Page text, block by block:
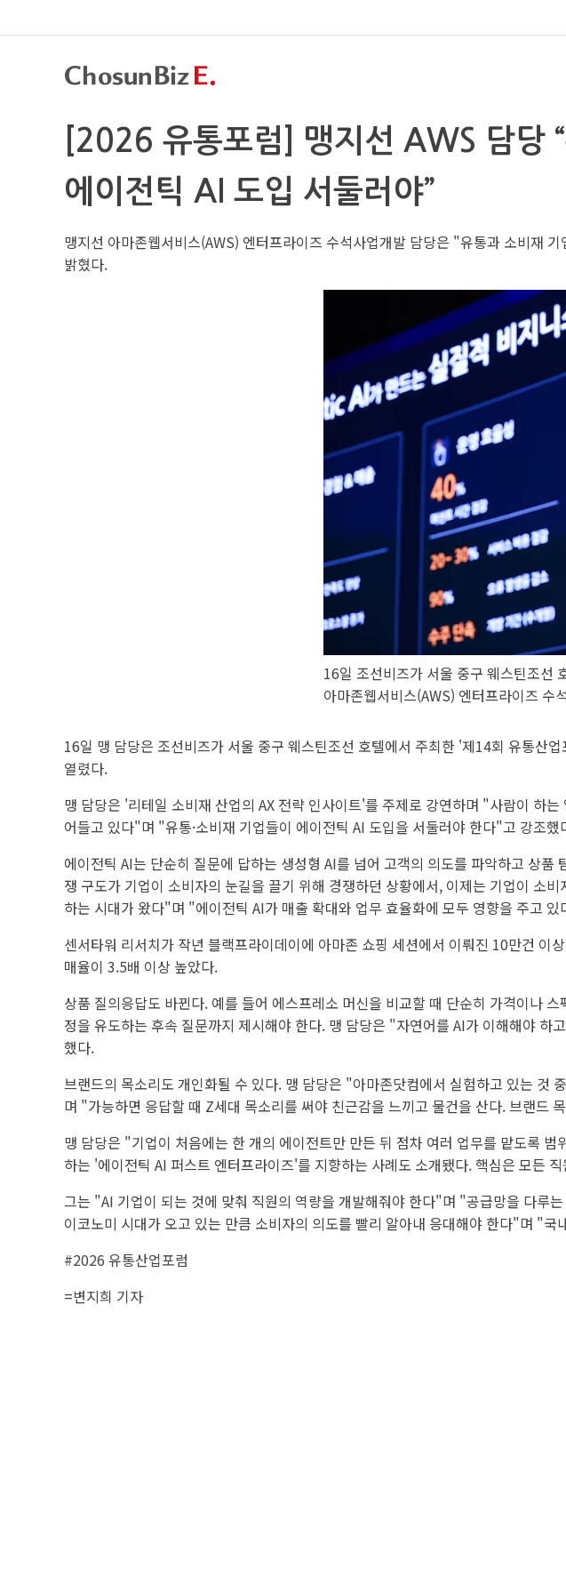
[2026 유통포럼] 맹지선 AWS 담당
에이전틱 AI 도입 서둘러야”
맹지선 아마존웹서비스(AWS) 엔터프라이즈 수석사업개발 담당은 "유통과 소비재
밝혔다.
16일 조선비즈가 서울 중구 웨스틴조선
아마존웹서비스(AWS) 엔터프라이즈 수
16일 맹 담당은 조선비즈가 서울 중구 웨스틴조선 호텔에서 주최한 '제14회 유통산
열렸다.
맹 담당은 '리테일 소비재 산업의 AX 전략 인사이트'를 주제로 강연하며 "사람이 하
어들고 있다"며 "유통·소비재 기업들이 에이전틱 AI 도입을 서둘러야 한다"고 강조했
에이전틱 AI는 단순히 질문에 답하는 생성형 AI를 넘어 고객의 의도를 파악하고 상
쟁 구도가 기업이 소비자의 눈길을 끌기 위해 경쟁하던 상황에서, 이제는 기업이 소
하는 시대가 왔다"며 "에이전틱 AI가 매출 확대와 업무 효율화에 모두 영향을 주고
센서타워 리서치가 작년 블랙프라이데이에 아마존 쇼핑 세션에서 이뤄진 10만건
매율이 3.5배 이상 높았다.
상품 질의응답도 바뀐다. 예를 들어 에스프레소 머신을 비교할 때 단순히 가격이나
정을 유도하는 후속 질문까지 제시해야 한다. 맹 담당은 "자연어를 AI가 이해해야
했다.
브랜드의 목소리도 개인화될 수 있다. 맹 담당은 "아마존닷컴에서 실험하고 있는 것
며 "가능하면 응답할 때 Z세대 목소리를 써야 친근감을 느끼고 물건을 산다. 브랜드
맹 담당은 "기업이 처음에는 한 개의 에이전트만 만든 뒤 점차 여러 업무를 맡도록
하는 '에이전틱 AI 퍼스트 엔터프라이즈'를 지향하는 사례도 소개됐다. 핵심은 모든
그는 "AI 기업이 되는 것에 맞춰 직원의 역량을 개발해줘야 한다"며 "공급망을 다루
이코노미 시대가 오고 있는 만큼 소비자의 의도를 빨리 알아내 응대해야 한다"며 "
#2026 유통산업포럼
=변지희 기자